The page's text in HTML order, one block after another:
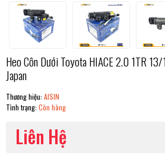
Heo Côn Dưới Toyota HIACE 2.0 1TR
Japan
Thương hiệu: AISIN
Tình trạng: Còn hàng
Liên Hệ